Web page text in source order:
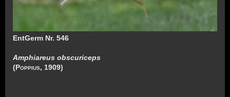
EntGerm Nr. 546
Amphiareus obscuriceps
(Poppius, 1909)